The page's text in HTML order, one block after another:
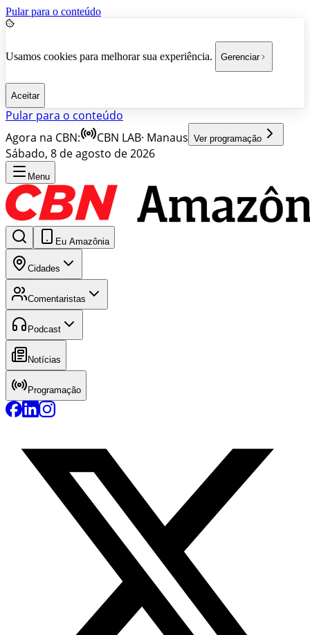
Pular para o conteúdo
Usamos cookies para melhorar sua experiência. Gerenciar
Aceitar
Pular para o conteúdo
Agora na CBN:
CBN LAB· Manaus Ver programação
Sábado, 8 de agosto de 2026
Menu
Eu Amazônia
Cidades
Comentaristas
Podcast
Notícias
Programação